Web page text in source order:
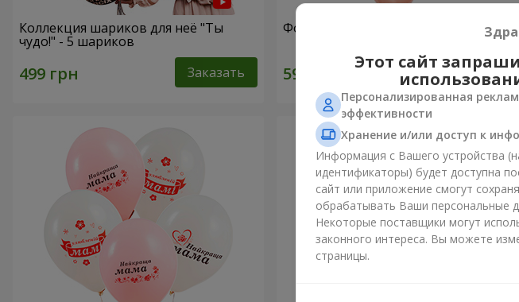
Коллекция шариков для неё "Ты
чудо!" - 5 шариков
Заказать
Фонтан шаров "Нежность"
Заказать
Этот сайт
Персонализированная
эффективности
Хранение и/или доступ к
Информация с Вашего устройства
идентификаторы) будет доступна
сайт или приложение смогут
обрабатывать Ваши персональные
Некоторые поставщики могут
законного интереса. Вы можете
страницы.